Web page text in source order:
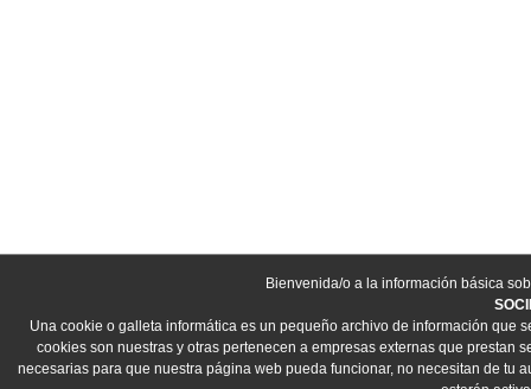
Bienvenida/o a la información básica
Una cookie o galleta informática es un pequeño archivo de información que
cookies son nuestras y otras pertenecen a empresas externas que prestan
necesarias para que nuestra página web pueda funcionar, no necesitan de tu